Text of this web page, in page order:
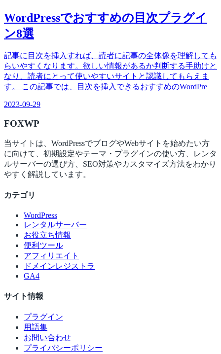
WordPressでおすすめの目次プラグイ
ン8選
記事に目次を挿入すれば、読者に記事の全体像を理解しても
らいやすくなります。欲しい情報があるか判断する手助けと
なり、読者にとって使いやすいサイトと認識してもらえま
す。 この記事では、目次を挿入できるおすすめのWordPre
2023-09-29
FOXWP
当サイトは、WordPressでブログやWebサイトを始めたい方
に向けて、初期設定やテーマ・プラグインの使い方、レンタ
ルサーバーの選び方、SEO対策やカスタマイズ方法をわかり
やすく解説しています。
カテゴリ
WordPress
レンタルサーバー
お役立ち情報
便利ツール
アフィリエイト
ドメインレジストラ
GA4
サイト情報
プラグイン
用語集
お問い合わせ
プライバシーポリシー